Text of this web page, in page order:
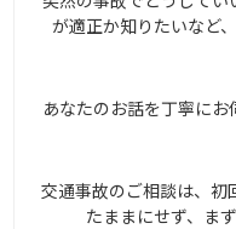
が適正か知りたいなど
あなたのお話を丁寧に
交通事故のご相談は、初
たままにせず、ま